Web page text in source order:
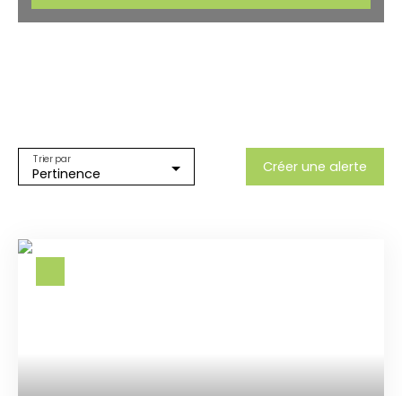
Localisation
Pertinence
Trier par Créer une alerte